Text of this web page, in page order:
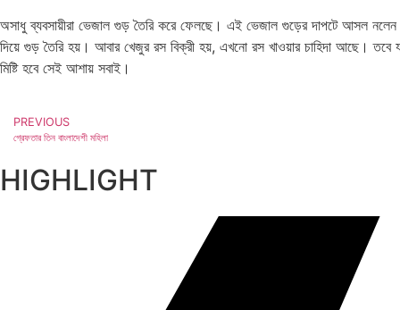
অসাধু ব্যবসায়ীরা ভেজাল গুড় তৈরি করে ফেলছে। এই ভেজাল গুড়ের দাপটে আসল
দিয়ে গুড় তৈরি হয়। আবার খেজুর রস বিক্রী হয়, এখনো রস খাওয়ার চাহিদা আছে।
মিষ্টি হবে সেই আশায় সবাই।
PREVIOUS
গ্রেফতার তিন বাংলাদেশী মহিলা
HIGHLIGHT